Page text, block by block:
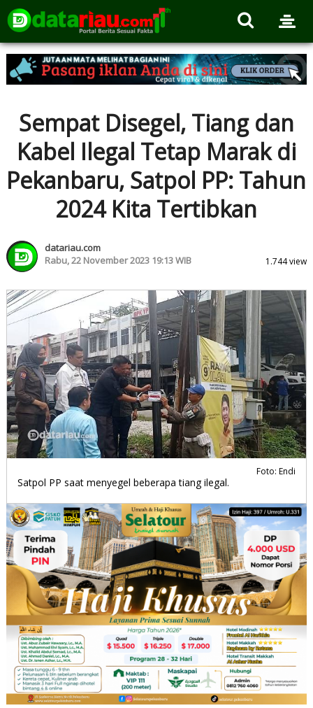
Sempat Disegel, Tiang dan
Kabel Ilegal Tetap Marak di
Pekanbaru, Satpol PP: Tahun
2024 Kita Tertibkan
datariau.com
Rabu, 22 November 2023 19:13 WIB
1.744 view
Foto: Endi
Satpol PP saat menyegel beberapa tiang ilegal.